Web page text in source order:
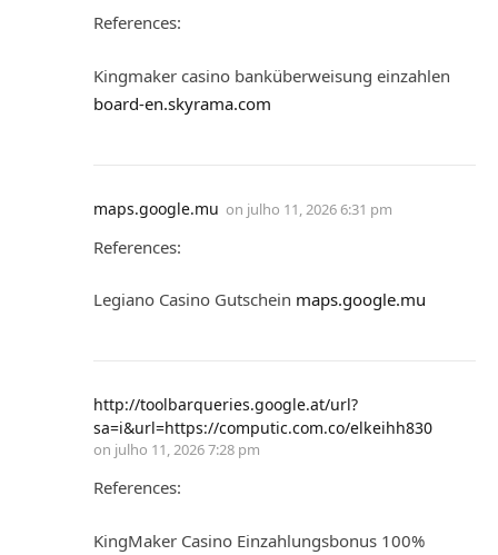
References:
Kingmaker casino banküberweisung einzahlen
board-en.skyrama.com
maps.google.mu on julho 11, 2026 6:31 pm
References:
Legiano Casino Gutschein maps.google.mu
http://toolbarqueries.google.at/url?
sa=i&url=https://computic.com.co/elkeihh830
on julho 11, 2026 7:28 pm
References:
KingMaker Casino Einzahlungsbonus 100%